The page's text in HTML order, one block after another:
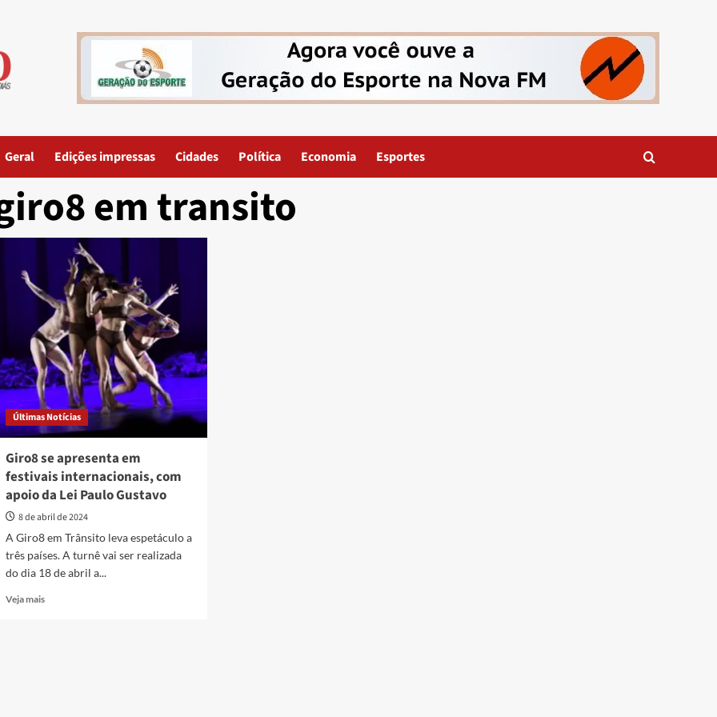
Geral Edições impressas Cidades Política Economia Esportes
em transito
Últimas Notícias
Giro8 se apresenta em
festivais internacionais, com
apoio da Lei Paulo Gustavo
8 de abril de 2024
A Giro8 em Trânsito leva espetáculo a
três países. A turnê vai ser realizada
do dia 18 de abril a...
Veja maisRead